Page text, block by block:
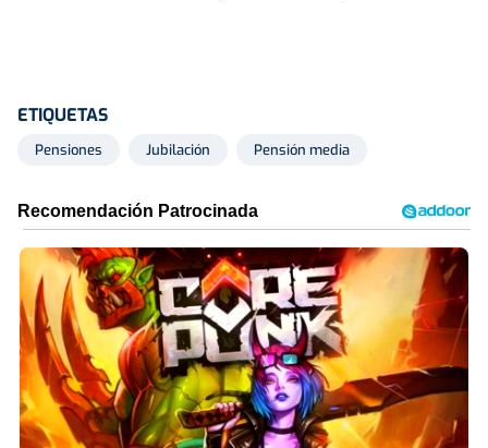
ETIQUETAS
Pensiones Jubilación Pensión media